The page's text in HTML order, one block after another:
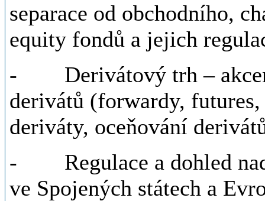
separace od obchodního,
equity fondů a jejich
- Derivátový trh –
derivátů (forwardy,
deriváty, oceňování
- Regulace a dohled nad
ve Spojených státech a